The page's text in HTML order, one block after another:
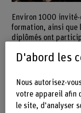
Environ 1000 invité-
formation, ainsi que
diplômés ont
de Bachelor.
Bienne, 92 ont reçu
D'abord les
Nous autorisez-
votre appareil afin
le site, d'analyser